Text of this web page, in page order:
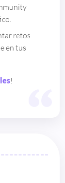
retos
en tus
!